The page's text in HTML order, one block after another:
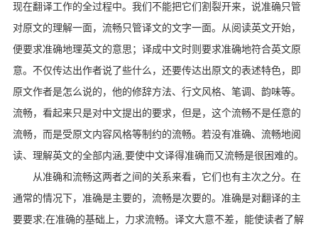
现在翻译工作的全过程中。我们不能把它们割裂开来，说准确只管
对原文的理解一面，流畅只管译文的文字一面。从阅读英文开始，
便要求准确地理英文的意思；译成中文时则要求准确地符合英文原
意。不仅传达出作者说了些什么，还要传达出原文的表述特色，即
原文作者是怎么说的，他的修辞方法、行文风格、笔调、韵味等。
流畅，看起来只是对中文提出的要求，但是，这个流畅不是任意的
流畅，而是受原文内容风格等制约的流畅。若没有准确、流畅地阅
读、理解英文的全部内涵,要使中文译得准确而又流畅是很困难的。
从准确和流畅这两者之间的关系来看，它们也有主次之分。在
通常的情况下，准确是主要的，流畅是次要的。准确是对翻译的主
要要求;在准确的基础上，力求流畅。译文大意不差，能使读者了解